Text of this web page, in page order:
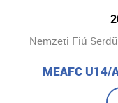
Nemzeti Fiú
MEAFC U14/